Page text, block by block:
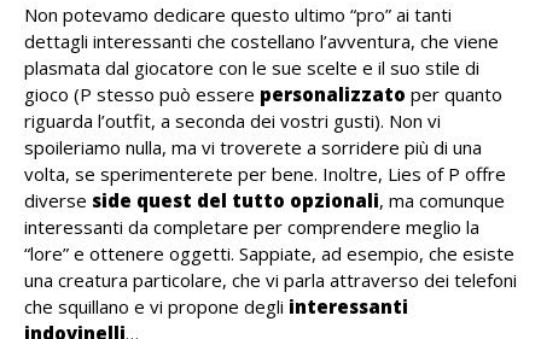
Non potevamo dedicare questo ultimo “pro” ai tanti
dettagli interessanti che costellano l’avventura, che viene
plasmata dal giocatore con le sue scelte e il suo stile di
gioco (P stesso può essere personalizzato per quanto
riguarda l’outfit, a seconda dei vostri gusti). Non vi
spoileriamo nulla, ma vi troverete a sorridere più di una
volta, se sperimenterete per bene. Inoltre, Lies of P offre
diverse side quest del tutto opzionali, ma comunque
interessanti da completare per comprendere meglio la
“lore” e ottenere oggetti. Sappiate, ad esempio, che esiste
una creatura particolare, che vi parla attraverso dei telefoni
che squillano e vi propone degli interessanti
indovinelli…